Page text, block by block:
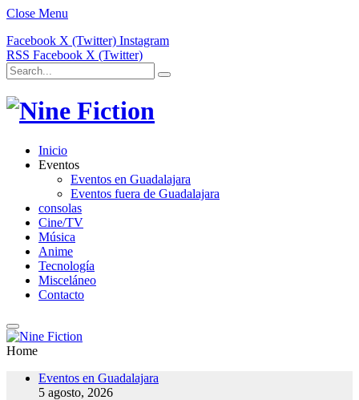
Close Menu
Facebook X (Twitter) Instagram
RSS Facebook X (Twitter)
Inicio
Eventos
Eventos en Guadalajara
Eventos fuera de Guadalajara
consolas
Cine/TV
Música
Anime
Tecnología
Misceláneo
Contacto
Home
Eventos en Guadalajara
5 agosto, 2026